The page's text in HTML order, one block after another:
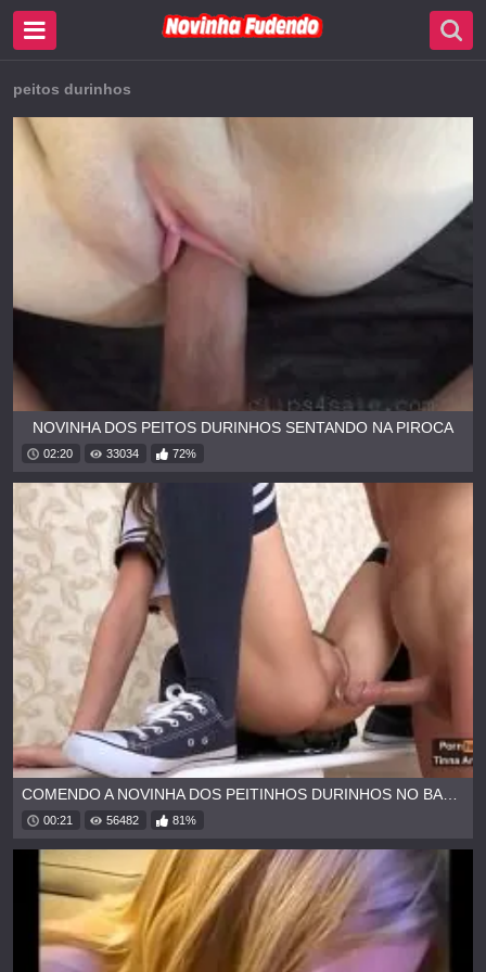
peitos durinhos
NOVINHA DOS PEITOS DURINHOS SENTANDO NA PIROCA
02:20 33034 72%
00:21 56482 81%